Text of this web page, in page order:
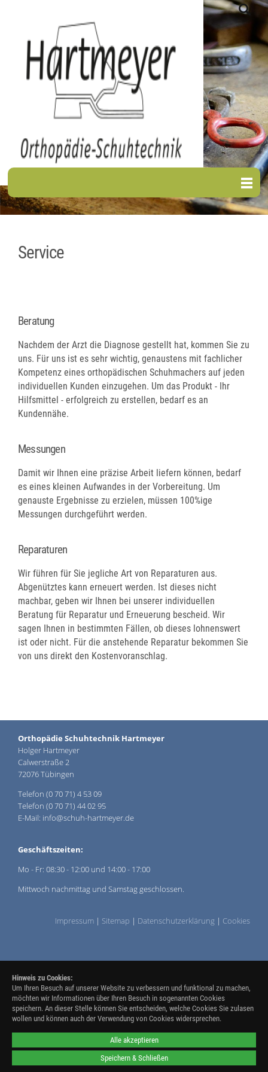
Alle akzeptieren
Speichern & Schließen
Hinweis zu Cookies:
Um Ihren Besuch auf unserer Website zu verbessern und funktional zu machen,
möchten wir Informationen über Ihren Besuch in sogenannten Cookies
speichern. An dieser Stelle können Sie entscheiden, welche Cookies Sie zulasen
wollen und können auch der Verwendung von Cookies widersprechen.
Service
Beratung
Nachdem der Arzt die Diagnose gestellt hat, kommen Sie zu
uns. Für uns ist es sehr wichtig, genaustens mit fachlicher
Kompetenz eines orthopädischen Schuhmachers auf jeden
individuellen Kunden einzugehen. Um das Produkt - Ihr
Hilfsmittel - erfolgreich zu erstellen, bedarf es an
Kundennähe.
Messungen
Damit wir Ihnen eine präzise Arbeit liefern können, bedarf
es eines kleinen Aufwandes in der Vorbereitung. Um
genauste Ergebnisse zu erzielen, müssen 100%ige
Messungen durchgeführt werden.
Reparaturen
Wir führen für Sie jegliche Art von Reparaturen aus.
Abgenütztes kann erneuert werden. Ist dieses nicht
machbar, geben wir Ihnen bei unserer individuellen
Beratung für Reparatur und Erneuerung bescheid. Wir
sagen Ihnen in bestimmten Fällen, ob dieses lohnenswert
ist oder nicht. Für die anstehende Reparatur bekommen Sie
von uns direkt den Kostenvoranschlag.
Orthopädie Schuhtechnik Hartmeyer
Holger Hartmeyer
Calwerstraße 2
72076 Tübingen
Telefon (0 70 71) 4 53 09
Telefon (0 70 71) 44 02 95
E-Mail: info@schuh-hartmeyer.de
Geschäftszeiten:
Mo - Fr: 08:30 - 12:00 und 14:00 - 17:00
Mittwoch nachmittag und Samstag geschlossen.
Impressum | Sitemap | Datenschutzerklärung | Cookies